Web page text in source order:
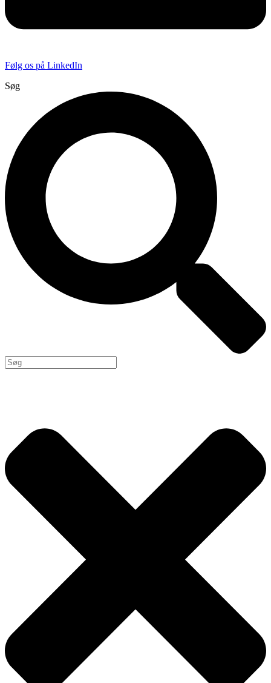
Følg os på LinkedIn
Søg